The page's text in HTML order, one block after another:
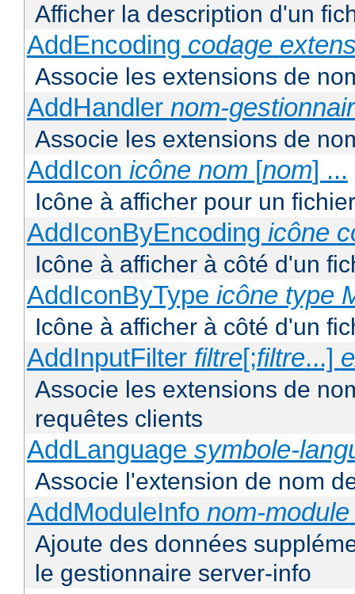
Afficher la description d'un
AddEncoding codage
Associe les extensions de
AddHandler nom-
Associe les extensions de
AddIcon icône nom [nom] ...
Icône à afficher pour un
AddIconByEncoding icône
Icône à afficher à côté d'un
AddIconByType icône type
Icône à afficher à côté d'un
AddInputFilter filtre[;filtre...]
Associe les extensions de
requêtes clients
AddLanguage symbole-
Associe l'extension de nom
AddModuleInfo nom-module
Ajoute des données
le gestionnaire server-info